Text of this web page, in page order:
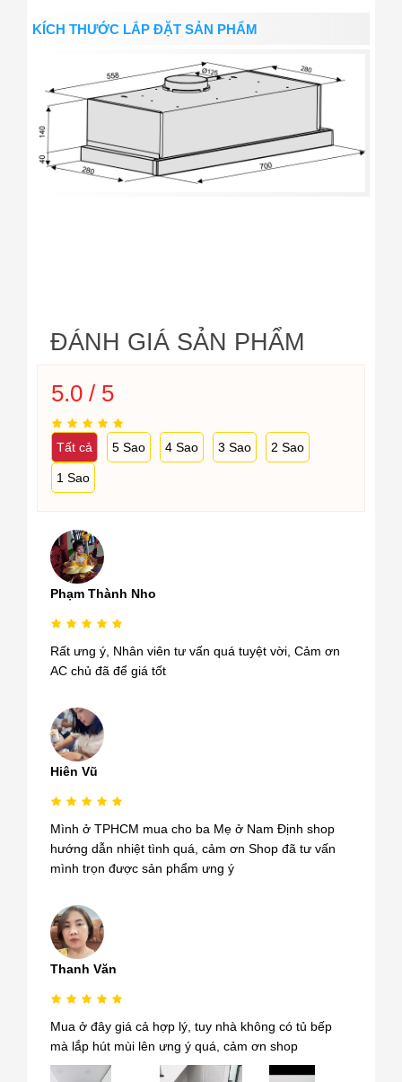
KÍCH THƯỚC LẮP ĐẶT SẢN PHẨM
ĐÁNH GIÁ SẢN PHẨM
5.0 / 5
Tất cả 5 Sao 4 Sao 3 Sao 2 Sao
1 Sao
Phạm Thành Nho
Rất ưng ý, Nhân viên tư vấn quá tuyệt vời, Cảm ơn
AC chủ đã để giá tốt
Hiên Vũ
Mình ở TPHCM mua cho ba Mẹ ở Nam Định shop
hướng dẫn nhiệt tình quá, cảm ơn Shop đã tư vấn
mình trọn được sản phẩm ưng ý
Thanh Văn
Mua ở đây giá cả hợp lý, tuy nhà không có tủ bếp
mà lắp hút mùi lên ưng ý quá, cảm ơn shop